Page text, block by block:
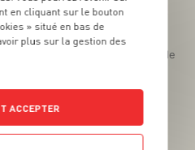
d’offres exclusives !
récompenses généreuses, des
inédits... le tout dans une seule
en cliquant sur le bouton
» situé en bas de
plus sur la gestion des
ACCEPTER